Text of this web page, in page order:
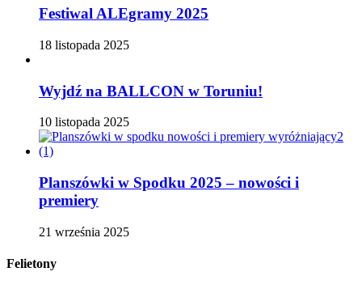
Festiwal ALEgramy 2025
18 listopada 2025
Wyjdź na BALLCON w Toruniu!
10 listopada 2025
Planszówki w Spodku 2025 – nowości i
premiery
21 września 2025
Felietony